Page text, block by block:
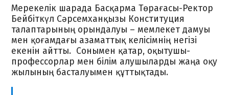
Мерекелік шарада Басқарма Төрағасы-Ректор
Бейбіткүл Сәрсемханқызы Конституция
талаптарының орындалуы – мемлекет дамуы
мен қоғамдағы азаматтық келісімнің негізі
екенін айтты. Сонымен қатар, оқытушы-
профессорлар мен білім алушыларды жаңа оқу
жылының басталуымен құттықтады.